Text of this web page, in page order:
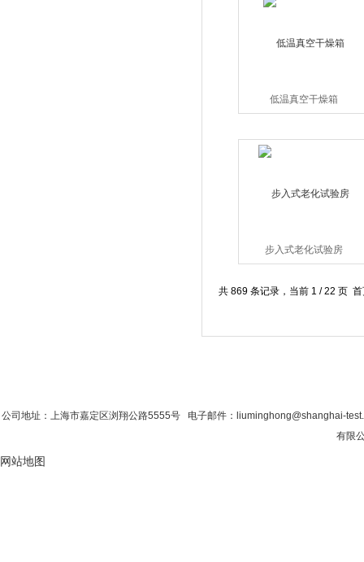
低温真空干燥箱
步入式老化试验房
共 869 条记录，当前 1 / 22 页
公司地址：上海市嘉定区浏翔公路5555号 电子邮件：liuminghong@shanghai-
有限公
网站地图